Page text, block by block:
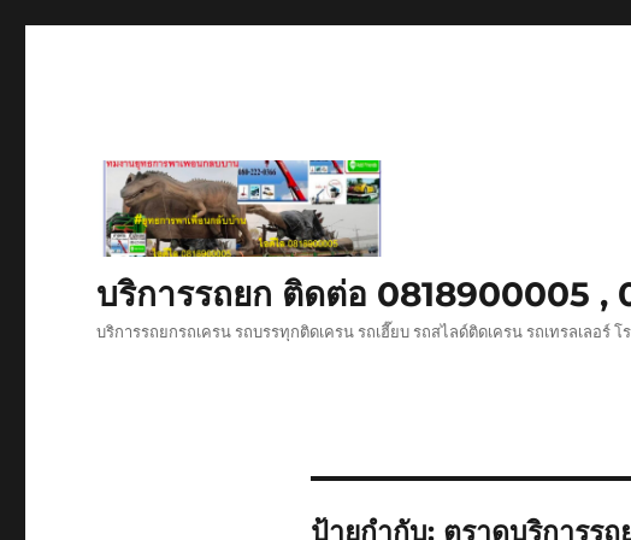
บริการรถยก ติดต่อ 0818900005 ,
บริการรถยกรถเครน รถบรรทุกติดเครน รถเฮี๊ยบ รถสไลด์ติดเครน รถเทรลเลอร์
ป้ายกำกับ: ตราดบริการร